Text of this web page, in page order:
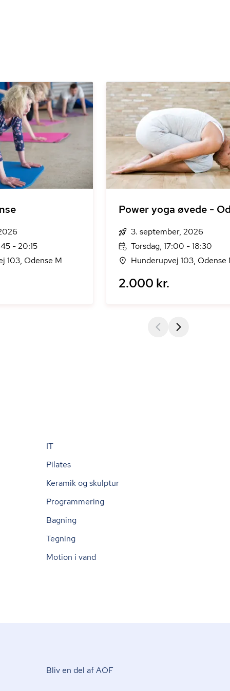
- 20:15
103, Odense M
Power yoga øvede -
3. september, 2026
Torsdag, 17:00 - 18:30
Hunderupvej 103, Odense
2.000 kr.
IT
Pilates
Keramik og skulptur
Programmering
Bagning
Tegning
Motion i vand
Bliv en del af AOF